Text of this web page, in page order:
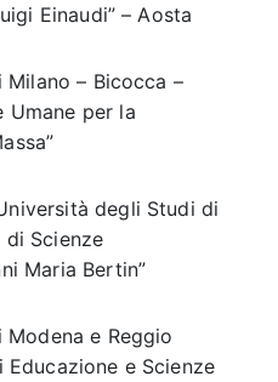
Einaudi” – Aosta
– Bicocca –
Umane per la
degli Studi di
Scienze
Maria Bertin”
e Reggio
e Scienze